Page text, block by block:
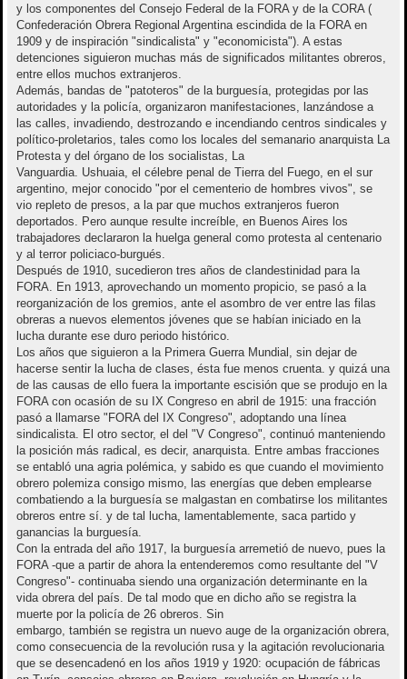
y los componentes del Consejo Federal de la FORA y de la CORA (
Confederación Obrera Regional Argentina escindida de la FORA en
1909 y de inspiración "sindicalista" y "economicista"). A estas
detenciones siguieron muchas más de significados militantes obreros,
entre ellos muchos extranjeros.
Además, bandas de "patoteros" de la burguesía, protegidas por las
autoridades y la policía, organizaron manifestaciones, lanzándose a
las calles, invadiendo, destrozando e incendiando centros sindicales y
político-proletarios, tales como los locales del semanario anarquista La
Protesta y del órgano de los socialistas, La
Vanguardia. Ushuaia, el célebre penal de Tierra del Fuego, en el sur
argentino, mejor conocido "por el cementerio de hombres vivos", se
vio repleto de presos, a la par que muchos extranjeros fueron
deportados. Pero aunque resulte increíble, en Buenos Aires los
trabajadores declararon la huelga general como protesta al centenario
y al terror policiaco-burgués.
Después de 1910, sucedieron tres años de clandestinidad para la
FORA. En 1913, aprovechando un momento propicio, se pasó a la
reorganización de los gremios, ante el asombro de ver entre las filas
obreras a nuevos elementos jóvenes que se habían iniciado en la
lucha durante ese duro periodo histórico.
Los años que siguieron a la Primera Guerra Mundial, sin dejar de
hacerse sentir la lucha de clases, ésta fue menos cruenta. y quizá una
de las causas de ello fuera la importante escisión que se produjo en la
FORA con ocasión de su IX Congreso en abril de 1915: una fracción
pasó a llamarse "FORA del IX Congreso", adoptando una línea
sindicalista. El otro sector, el del "V Congreso", continuó manteniendo
la posición más radical, es decir, anarquista. Entre ambas fracciones
se entabló una agria polémica, y sabido es que cuando el movimiento
obrero polemiza consigo mismo, las energías que deben emplearse
combatiendo a la burguesía se malgastan en combatirse los militantes
obreros entre sí. y de tal lucha, lamentablemente, saca partido y
ganancias la burguesía.
Con la entrada del año 1917, la burguesía arremetió de nuevo, pues la
FORA -que a partir de ahora la entenderemos como resultante del "V
Congreso"- continuaba siendo una organización determinante en la
vida obrera del país. De tal modo que en dicho año se registra la
muerte por la policía de 26 obreros. Sin
embargo, también se registra un nuevo auge de la organización obrera,
como consecuencia de la revolución rusa y la agitación revolucionaria
que se desencadenó en los años 1919 y 1920: ocupación de fábricas